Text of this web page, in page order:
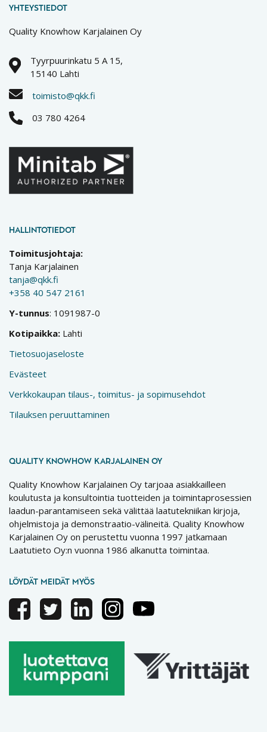
YHTEYSTIEDOT
Quality Knowhow Karjalainen Oy
Tyyrpuurinkatu 5 A 15,
15140 Lahti
toimisto@qkk.fi
03 780 4264
HALLINTOTIEDOT
Toimitusjohtaja:
Tanja Karjalainen
tanja@qkk.fi
+358 40 547 2161
Y-tunnus: 1091987-0
Kotipaikka: Lahti
Tietosuojaseloste
Evästeet
Verkkokaupan tilaus-, toimitus- ja sopimusehdot
Tilauksen peruuttaminen
QUALITY KNOWHOW KARJALAINEN OY
Quality Knowhow Karjalainen Oy tarjoaa asiakkailleen
koulutusta ja konsultointia tuotteiden ja toimintaprosessien
laadun-parantamiseen sekä välittää laatutekniikan kirjoja,
ohjelmistoja ja demonstraatio-välineitä. Quality Knowhow
Karjalainen Oy on perustettu vuonna 1997 jatkamaan
Laatutieto Oy:n vuonna 1986 alkanutta toimintaa.
LÖYDÄT MEIDÄT MYÖS
FacebookTwitterLinkedinInstagramYoutube